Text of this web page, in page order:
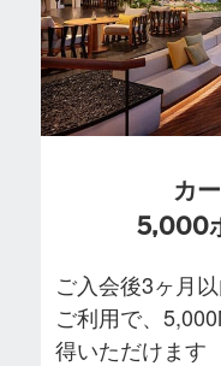
カ
5,000
ご入会後3ヶ月
ご利用で、
得いただけます